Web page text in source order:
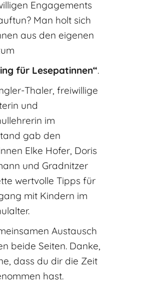
Engagements
Man holt sich
aus den eigenen
für Lesepatinnen“.
Thaler, freiwillige
und
im
gab den
Elke Hofer, Doris
und Gradnitzer
wertvolle Tipps für
mit Kindern im
Austausch
beide Seiten. Danke,
dass du dir die Zeit
hast.